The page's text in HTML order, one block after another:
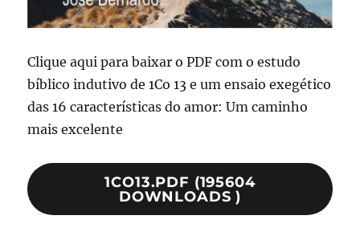
Clique aqui para baixar o PDF com o estudo
bíblico indutivo de 1Co 13 e um ensaio exegético
das 16 características do amor: Um caminho
mais excelente
1CO13.PDF (195604
DOWNLOADS )